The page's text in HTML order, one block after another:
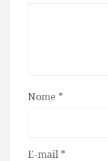
Nome *
E-mail *